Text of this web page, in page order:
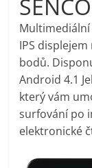
Multimediální
IPS
bodů.
Android 4.1
který vám
surfování po
elektronické